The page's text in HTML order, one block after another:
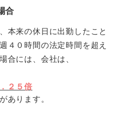
合
本来の休日に出勤したこと
４０時間の法定時間を超え
合には、会社は、
２５倍
あります。